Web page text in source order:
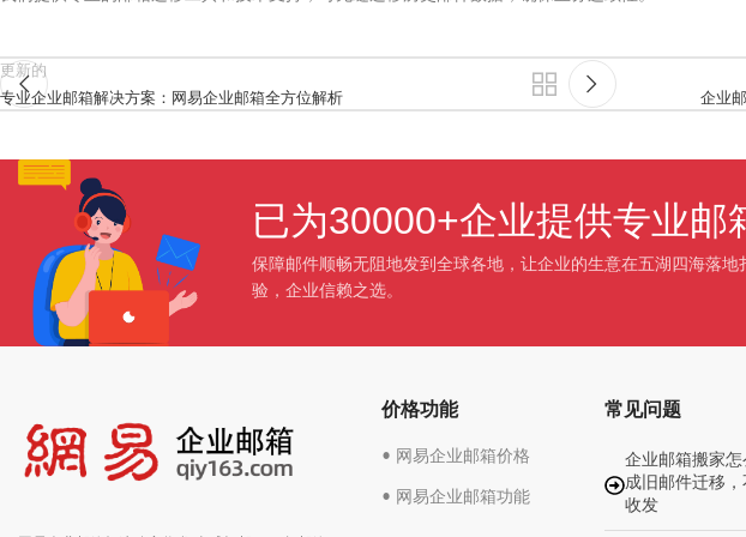
更新的
专业企业邮箱解决方案：网易企业邮箱全方位解析 企业
已为30000+企业提供专业邮
保障邮件顺畅无阻地发到全球各地，让企业的生意在五湖四海落
验，企业信赖之选。
价格功能
• 网易企业邮箱价格
• 网易企业邮箱功能
常见问题
企业邮箱搬家
成旧邮件迁移，
收发